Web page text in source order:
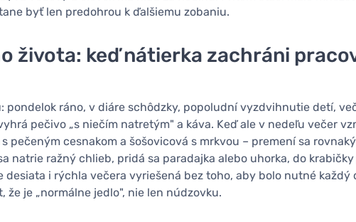
byť len predohrou k ďalšiemu zobaniu.
života: keď nátierka zachráni
pondelok ráno, v diáre schôdzky, popoludní vyzdvihnutie detí,
pečivo „s niečím natretým" a káva. Keď ale v nedeľu večer
pečeným cesnakom a šošovicová s mrkvou – premení sa
natrie ražný chlieb, pridá sa paradajka alebo uhorka, do
desiata i rýchla večera vyriešená bez toho, aby bolo nutné každý
že je „normálne jedlo", nie len núdzovku.